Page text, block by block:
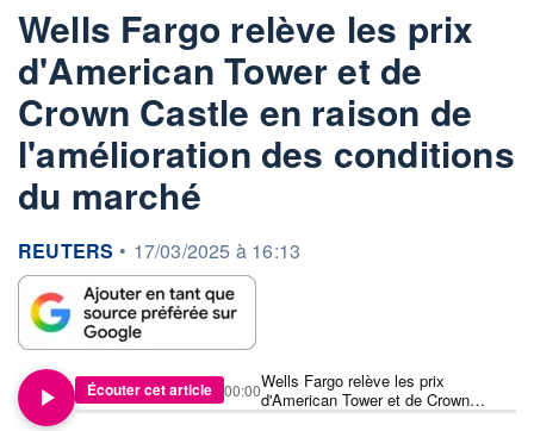
Wells Fargo relève les prix
d'American Tower et de
Crown Castle en raison de
l'amélioration des conditions
du marché
information fournie par
REUTERS • 17/03/2025 à 16:13
Écouter cet article
Wells Fargo relève les prix
d'American Tower et de Crown
Castle en raison de l'amélioration
00:00